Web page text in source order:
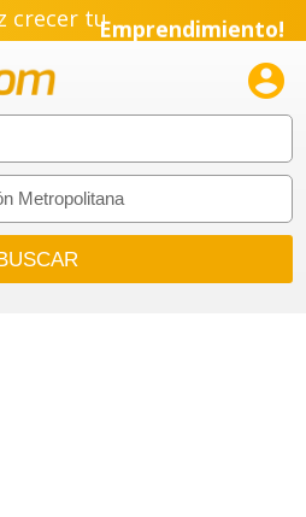
crecer tuEmprendimiento!
